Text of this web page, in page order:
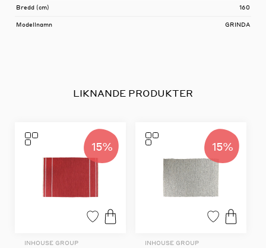
Bredd (cm) 160
Modellnamn GRINDA
LIKNANDE PRODUKTER
15%
INHOUSE GROUP
15%
INHOUSE GROUP